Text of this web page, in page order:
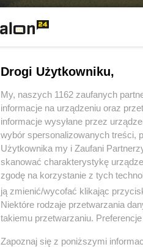
Drogi Użytkowniku,
My, naszych 1162 zaufanych
informacje na urządzeniu oraz
informacje wysyłane przez
wybór spersonalizowanych treści,
Użytkownika my i Zaufani
skanować charakterystykę
zgodę na korzystanie z tych
ją zmienić/wycofać klikając
Niektóre rodzaje przetwarzania
takiemu przetwarzaniu.
Zapoznaj się z poniższymi